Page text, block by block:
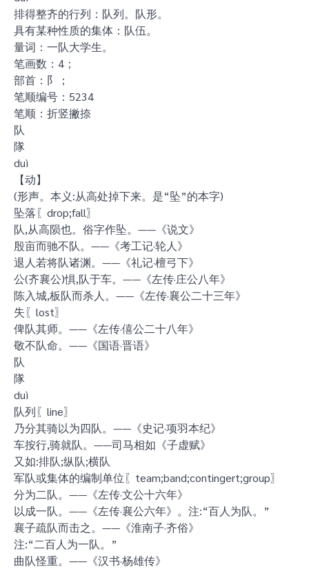
排得整齐的行列：队列。队形。
具有某种性质的集体：队伍。
量词：一队大学生。
笔画数：4；
部首：阝；
笔顺编号：5234
笔顺：折竖撇捺
队
隊
duì
【动】
(形声。本义:从高处掉下来。是“坠”的本字)
坠落〖drop;fall〗
队,从高陨也。俗字作坠。——《说文》
殷亩而驰不队。——《考工记·轮人》
退人若将队诸渊。——《礼记·檀弓下》
公(齐襄公)惧,队于车。——《左传·庄公八年》
陈入城,板队而杀人。——《左传·襄公二十三年》
失〖lost〗
俾队其师。——《左传·僖公二十八年》
敬不队命。——《国语·晋语》
队
隊
duì
队列〖line〗
乃分其骑以为四队。——《史记·项羽本纪》
车按行,骑就队。——司马相如《子虚赋》
又如:排队;纵队;横队
军队或集体的编制单位〖team;band;contingert;group〗
分为二队。——《左传·文公十六年》
以成一队。——《左传·襄公六年》。注:“百人为队。”
襄子疏队而击之。——《淮南子·齐俗》
注:“二百人为一队。”
曲队怪重。——《汉书·杨雄传》